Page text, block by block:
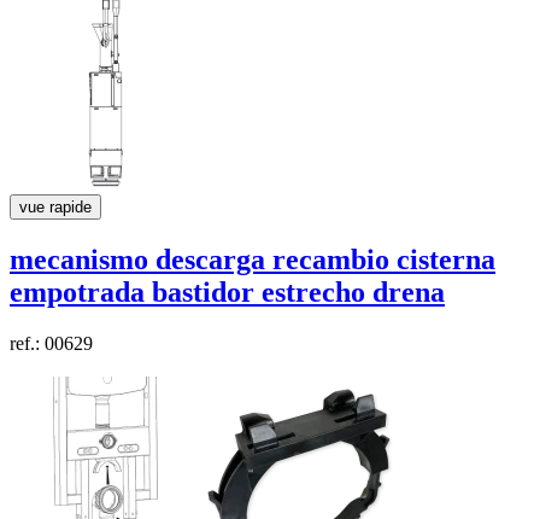
vue rapide
mecanismo descarga recambio cisterna
empotrada bastidor estrecho drena
ref.: 00629